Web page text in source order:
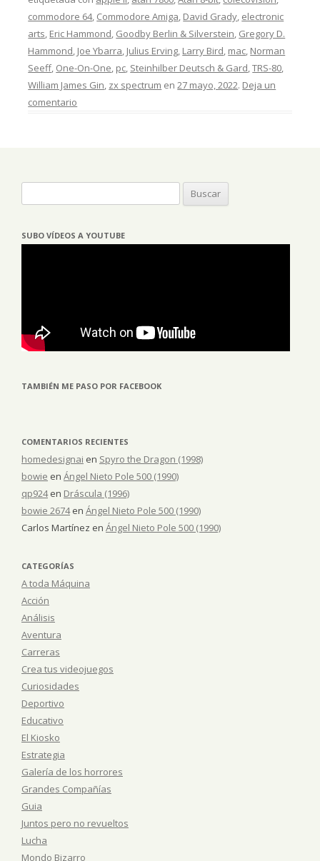
commodore 64, Commodore Amiga, David Grady, electronic
arts, Eric Hammond, Goodby Berlin & Silverstein, Gregory D.
Hammond, Joe Ybarra, Julius Erving, Larry Bird, mac, Norman
Seeff, One-On-One, pc, Steinhilber Deutsch & Gard,TRS-80,
William James Gin, zx spectrum en27 mayo, 2022. Deja un
comentario
SUBO VÍDEOS A YOUTUBE
TAMBIÉN ME PASO POR FACEBOOK
COMENTARIOS RECIENTES
homedesignai en Spyro the Dragon (1998)
bowie en Ángel Nieto Pole 500 (1990)
qp924en Dráscula (1996)
bowie 2674en Ángel Nieto Pole 500 (1990)
Carlos Martínez en Ángel Nieto Pole 500 (1990)
CATEGORÍAS
A toda Máquina
Acción
Análisis
Aventura
Carreras
Crea tus videojuegos
Curiosidades
Deportivo
Educativo
El Kiosko
Estrategia
Galería de los horrores
Grandes Compañías
Guia
Juntos pero no revueltos
Lucha
Mondo Bizarro